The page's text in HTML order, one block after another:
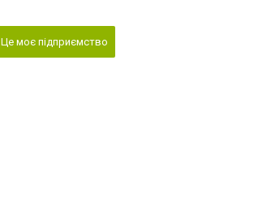
Це моє підприємство